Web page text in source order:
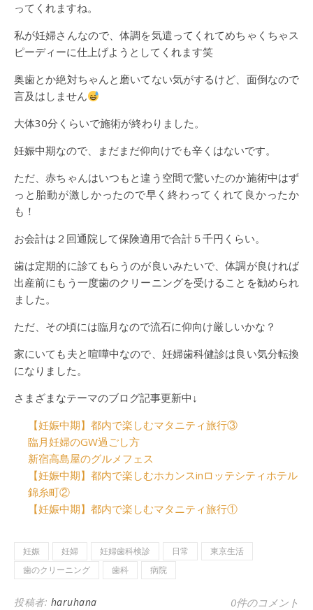
ってくれますね。
私が妊婦さんなので、体調を気遣ってくれてめちゃくちゃス
ピーディーに仕上げようとしてくれます笑
奥歯とか絶対ちゃんと磨いてない気がするけど、面倒なので
言及はしません
大体30分くらいで施術が終わりました。
妊娠中期なので、まだまだ仰向けでも辛くはないです。
ただ、赤ちゃんはいつもと違う空間で驚いたのか施術中はず
っと胎動が激しかったので早く終わってくれて良かったか
も！
お会計は２回通院して保険適用で合計５千円くらい。
歯は定期的に診てもらうのが良いみたいで、体調が良ければ
出産前にもう一度歯のクリーニングを受けることを勧められ
ました。
ただ、その頃には臨月なので流石に仰向け厳しいかな？
家にいても夫と喧嘩中なので、妊婦歯科健診は良い気分転換
になりました。
さまざまなテーマのブログ記事更新中↓
【妊娠中期】都内で楽しむマタニティ旅行③
臨月妊婦のGW過ごし方
新宿高島屋のグルメフェス
【妊娠中期】都内で楽しむホカンスinロッテシティホテル
錦糸町②
【妊娠中期】都内で楽しむマタニティ旅行①
妊娠 妊婦 妊婦歯科検診 日常
東京生活
歯のクリーニング
歯科 病院
投稿者: haruhana 0件のコメント